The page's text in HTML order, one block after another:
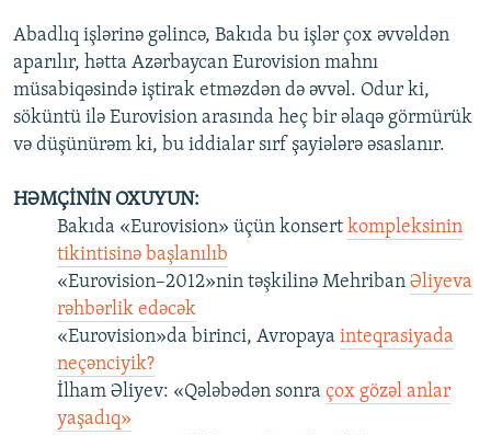
Abadlıq işlərinə gəlincə, Bakıda bu işlər çox əvvəldən
aparılır, hətta Azərbaycan Eurovision mahnı
müsabiqəsində iştirak etməzdən də əvvəl. Odur ki,
söküntü ilə Eurovision arasında heç bir əlaqə görmürük
və düşünürəm ki, bu iddialar sırf şayiələrə əsaslanır.
HƏMÇİNİN OXUYUN:
Bakıda «Eurovision» üçün konsert kompleksinin
tikintisinə başlanılıb
«Eurovision–2012»nin təşkilinə Mehriban Əliyeva
rəhbərlik edəcək
«Eurovision»da birinci, Avropaya inteqrasiyada
neçənciyik?
İlham Əliyev: «Qələbədən sonra çox gözəl anlar
yaşadıq»